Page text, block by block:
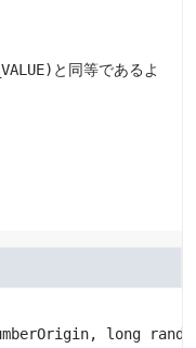
と同等であるよ
long